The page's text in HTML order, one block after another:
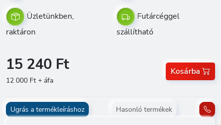
Üzletünkben,
raktáron
Futárcéggel
szállítható
15 240 Ft
12 000 Ft + áfa
Kosárba
Ugrás a termékleíráshoz Hasonló termékek